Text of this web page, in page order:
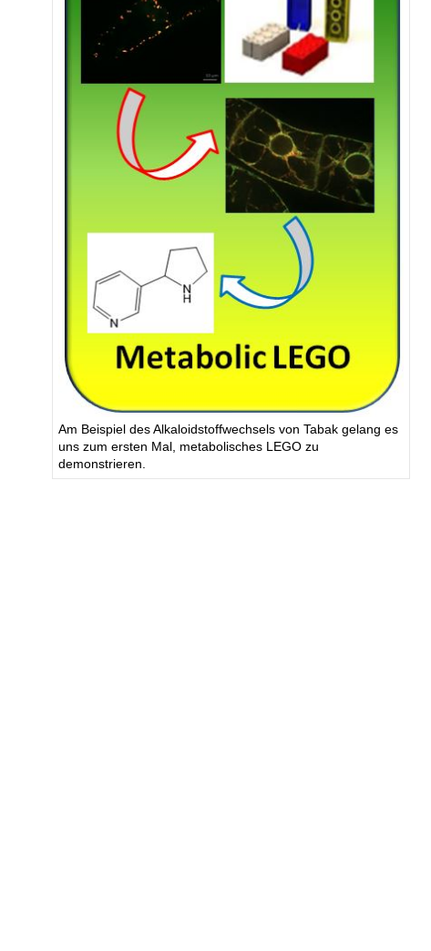
Am Beispiel des Alkaloidstoffwechsels von Tabak gelang es
uns zum ersten Mal, metabolisches LEGO zu
demonstrieren.